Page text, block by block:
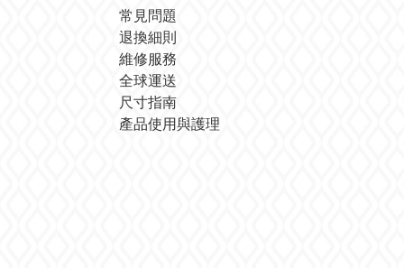
常見問題
退換細則
維修服務
全球運送
尺寸指南
產品使用與護理